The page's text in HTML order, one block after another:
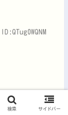
ID:yZxt+BxG0
検索 サイドバー